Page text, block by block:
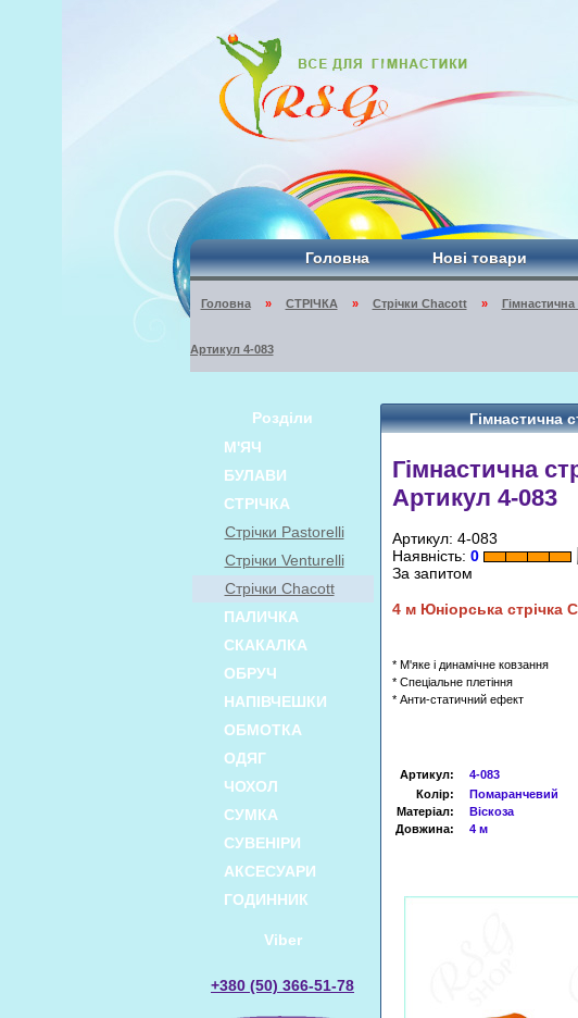
Головна Нові товари
Головна » СТРІЧКА » Стрічки Chacott »
Артикул 4-083
Розділи
М'ЯЧ
БУЛАВИ
СТРІЧКА
Стрічки Pastorelli
Стрічки Venturelli
Стрічки Chacott
ПАЛИЧКА
СКАКАЛКА
ОБРУЧ
НАПІВЧЕШКИ
ОБМОТКА
ОДЯГ
ЧОХОЛ
СУМКА
СУВЕНІРИ
АКСЕСУАРИ
ГОДИННИК
Viber
+380 (50) 366-51-78
Гімнастична
Гімнастична
Артикул 4-083
Артикул: 4-083
Наявність: 0
За запитом
4 м Юніорська стрічка
* М'яке і динамічне ковзання
* Спеціальне плетіння
* Анти-статичний ефект
Артикул:
4-083
Колір:
Помаранчевий
Матеріал:
Віскоза
Довжина:
4 м